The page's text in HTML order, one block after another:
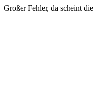
Großer Fehler, da scheint